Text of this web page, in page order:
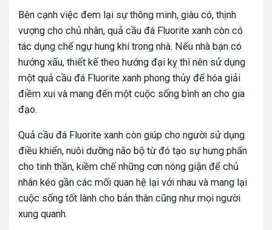
Bên cạnh việc đem lại sự thông minh, giàu có, thịnh
vượng cho chủ nhân, quả cầu đá Fluorite xanh còn có
tác dụng chế ngự hung khí trong nhà. Nếu nhà bạn có
hướng xấu, thiết kế theo hướng đại kỵ thì nên sử dụng
một quả cầu đá Fluorite xanh phong thủy để hóa giải
điềm xui và mang đến một cuộc sống bình an cho gia
đạo.
Quả cầu đá Fluorite xanh còn giúp cho người sử dụng
điều khiển, nuôi dưỡng não bộ từ đó tạo sự hưng phấn
cho tinh thần, kiềm chế những cơn nóng giận để chủ
nhân kéo gần các mối quan hệ lại với nhau và mang lại
cuộc sống tốt lành cho bản thân cũng như mọi người
xung quanh.